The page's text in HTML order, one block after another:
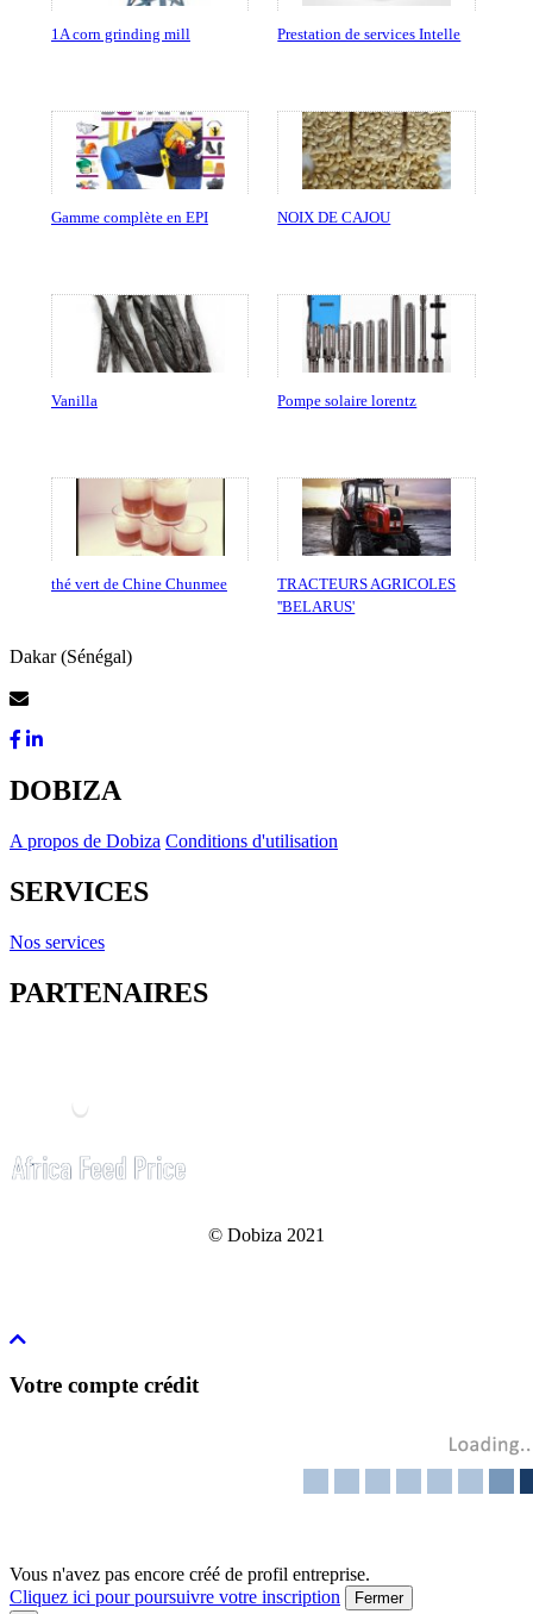
1A corn grinding mill Prestation de services Intelle
Gamme complète en EPI NOIX DE CAJOU
Vanilla Pompe solaire lorentz
thé vert de Chine Chunmee
TRACTEURS AGRICOLES
''BELARUS'
Dakar (Sénégal)
DOBIZA
A propos de Dobiza Conditions d'utilisation
SERVICES
Nos services
PARTENAIRES
© Dobiza 2021
Votre compte crédit
Vous n'avez pas encore créé de profil entreprise.
Cliquez ici pour poursuivre votre inscription
Fermer